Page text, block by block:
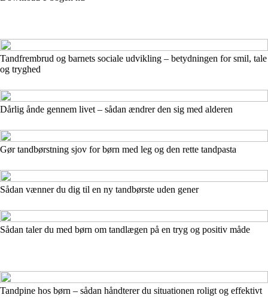
Tandfrembrud og barnets sociale udvikling – betydningen for smil, tale
og tryghed
Dårlig ånde gennem livet – sådan ændrer den sig med alderen
Gør tandbørstning sjov for børn med leg og den rette tandpasta
Sådan vænner du dig til en ny tandbørste uden gener
Sådan taler du med børn om tandlægen på en tryg og positiv måde
Tandpine hos børn – sådan håndterer du situationen roligt og effektivt